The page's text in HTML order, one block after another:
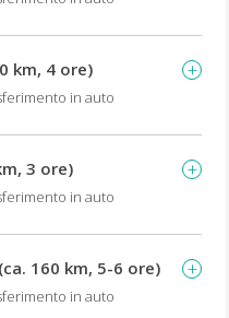
km, 4 ore)
in auto
3 ore)
in auto
160 km, 5-6 ore)
in auto